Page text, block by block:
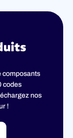
composants
codes
nos
!